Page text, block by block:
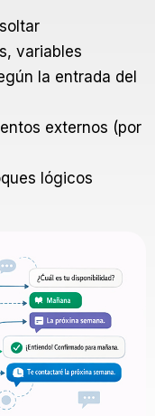
variables
la entrada del
externos (por
lógicos